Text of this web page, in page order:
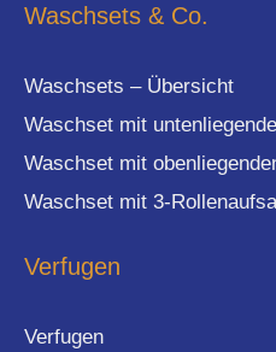
Waschsets & Co.
Waschsets – Übersicht
Waschset mit
Waschset mit
Waschset mit 3-
Verfugen
Verfugen